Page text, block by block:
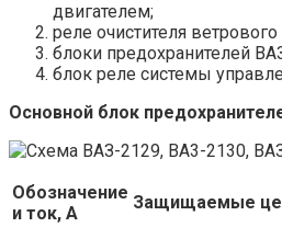
двигателем;
реле очистителя ветрового
блоки предохранителей
блок реле системы
Основной блок
Обозначение
и ток, А
Защищаемые